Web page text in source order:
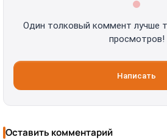
Один толковый коммент лучше
просмотров!
Написать
Оставить комментарий